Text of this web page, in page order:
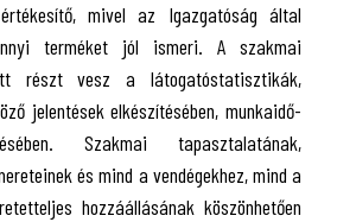
mivel az Igazgatóság által
terméket jól ismeri. A szakmai
részt vesz a látogatóstatisztikák,
jelentések elkészítésében, munkaidő-
Szakmai tapasztalatának,
és mind a vendégekhez, mind a
hozzáállásának köszönhetően